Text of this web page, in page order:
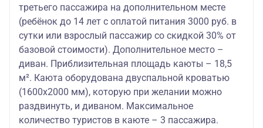
третьего пассажира на дополнительном месте
(ребёнок до 14 лет с оплатой питания 3000 руб. в
сутки или взрослый пассажир со скидкой 30% от
базовой стоимости). Дополнительное место –
диван. Приблизительная площадь каюты – 18,5
м². Каюта оборудована двуспальной кроватью
(1600х2000 мм), которую при желании можно
раздвинуть, и диваном. Максимальное
количество туристов в каюте – 3 пассажира.